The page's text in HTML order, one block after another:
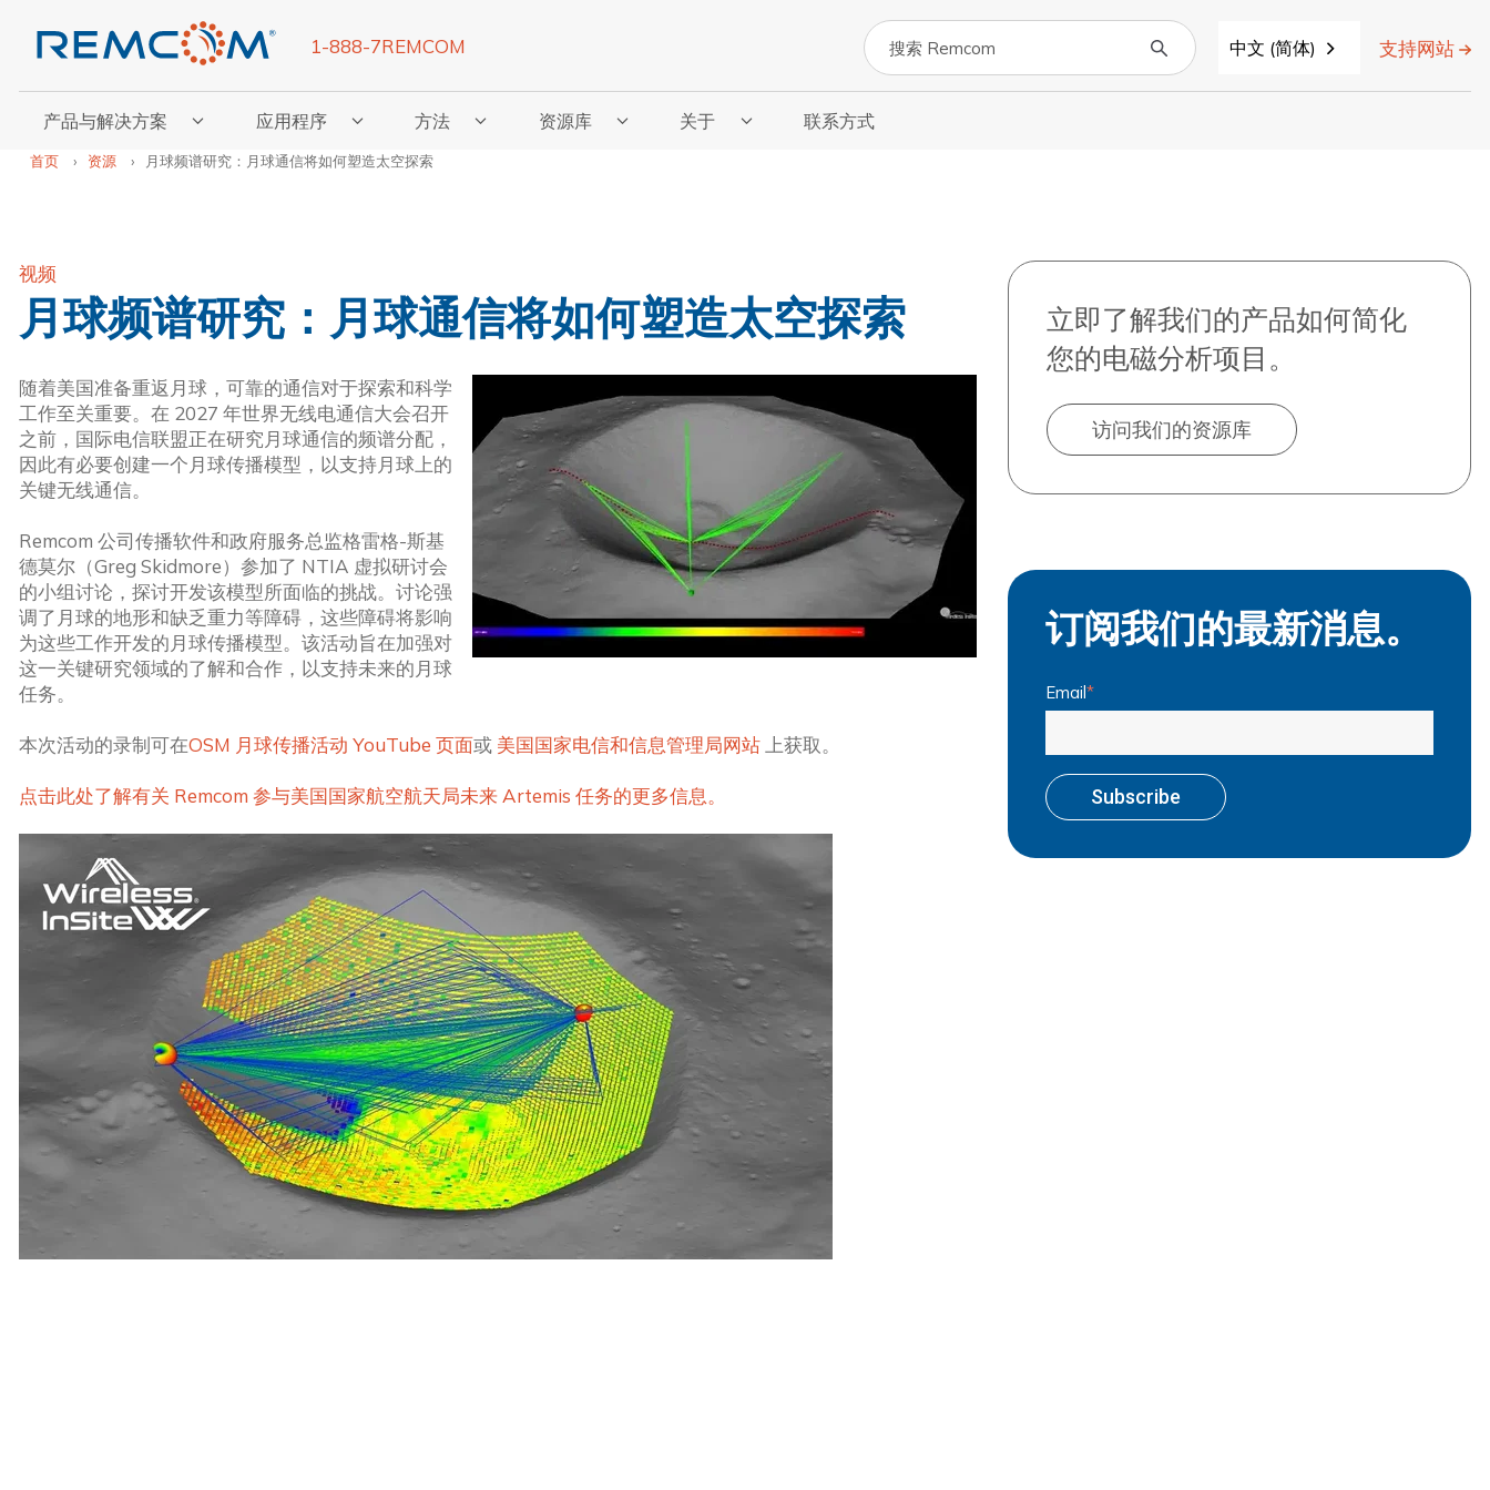
1-888-7REMCOM 搜索 中文 (简体) 支持网站
产品与解决方案
显示“产品与解决方案”子菜单
应用程序
显示“应用程序”子菜单
方法
显示“方法”子菜单
资源库
显示“资源库”子菜单
关于
显示“关于”的子菜单
联系方式
首页 资源 月球频谱研究：月球通信将如何塑造太空探索
视频
月球频谱研究：月球通信将如何塑造太空探索
随着美国准备重返月球，可靠的通信对于探索和科学
工作至关重要。在 2027 年世界无线电通信大会召开
之前，国际电信联盟正在研究月球通信的频谱分配，
因此有必要创建一个月球传播模型，以支持月球上的
关键无线通信。
Remcom 公司传播软件和政府服务总监格雷格-斯基
德莫尔（Greg Skidmore）参加了 NTIA 虚拟研讨会
的小组讨论，探讨开发该模型所面临的挑战。讨论强
调了月球的地形和缺乏重力等障碍，这些障碍将影响
为这些工作开发的月球传播模型。该活动旨在加强对
这一关键研究领域的了解和合作，以支持未来的月球
任务。
本次活动的录制可在OSM 月球传播活动 YouTube 页面或 美国国家电信和信息管理局网站 上获取。
点击此处了解有关 Remcom 参与美国国家航空航天局未来 Artemis 任务的更多信息。
立即了解我们的产品如何简化
您的电磁分析项目。
访问我们的资源库
订阅我们的最新消息。
Email*